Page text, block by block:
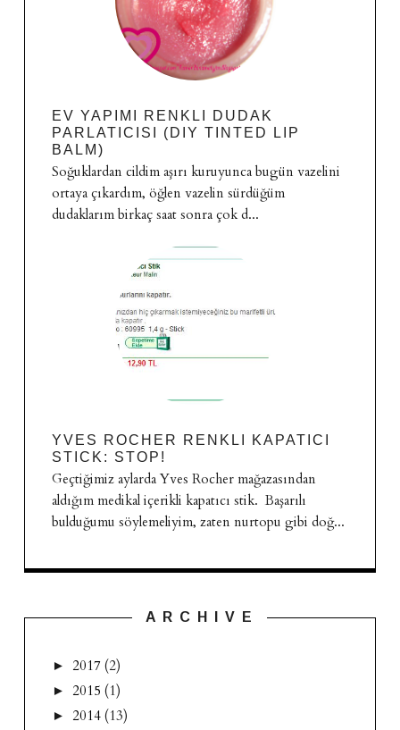
EV YAPIMI RENKLI DUDAK
PARLATICISI (DIY TINTED LIP
BALM)
Soğuklardan cildim aşırı kuruyunca bugün vazelini
ortaya çıkardım, öğlen vazelin sürdüğüm
dudaklarım birkaç saat sonra çok d...
YVES ROCHER RENKLI KAPATICI
STICK: STOP!
Geçtiğimiz aylarda Yves Rocher mağazasından
aldığım medikal içerikli kapatıcı stik. Başarılı
bulduğumu söylemeliyim, zaten nurtopu gibi doğ...
A R C H I V E
► 2017 (2)
► 2015 (1)
► 2014 (13)